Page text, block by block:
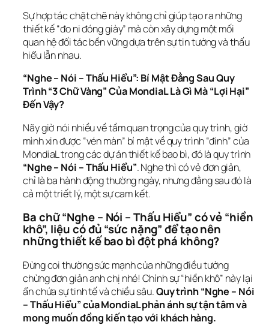
Sự hợp tác chặt chẽ này không chỉ giúp tạo ra những
thiết kế “đo ni đóng giày” mà còn xây dựng một mối
quan hệ đối tác bền vững dựa trên sự tin tưởng và thấu
hiểu lẫn nhau.
“Nghe – Nói – Thấu Hiểu”: Bí Mật Đằng Sau Quy
Trình “3 Chữ Vàng” Của MondiaL Là Gì Mà “Lợi Hại”
Đến Vậy?
Nãy giờ nói nhiều về tầm quan trọng của quy trình, giờ
mình xin được “vén màn” bí mật về quy trình “đinh” của
“Nghe – Nói – Thấu Hiểu”. Nghe thì có vẻ đơn giản,
chỉ là ba hành động thường ngày, nhưng đằng sau đó là
cả một triết lý, một sự cam kết.
Ba chữ “Nghe – Nói – Thấu Hiểu” có vẻ “hiền
khô”, liệu có đủ “sức nặng” để tạo nên
những thiết kế bao bì đột phá không?
Đừng coi thường sức mạnh của những điều tưởng
chừng đơn giản anh chị nhé! Chính sự “hiền khô” này lại
ẩn chứa sự tinh tế và chiều sâu. Quy trình “Nghe – Nói
– Thấu Hiểu” của MondiaL phản ánh sự tận tâm và
mong muốn đồng kiến tạo với khách hàng.